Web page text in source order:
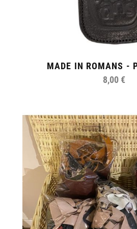
MADE IN ROMANS -
8,00 €